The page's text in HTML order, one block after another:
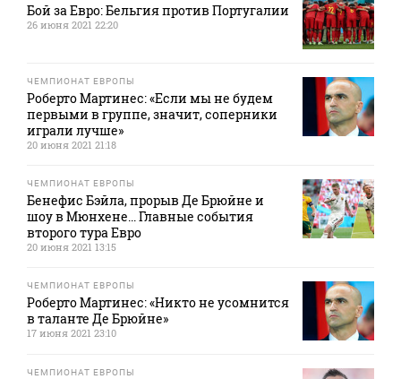
Бой за Евро: Бельгия против Португалии
26 июня 2021 22:20
ЧЕМПИОНАТ ЕВРОПЫ
Роберто Мартинес: «Если мы не будем
первыми в группе, значит, соперники
играли лучше»
20 июня 2021 21:18
ЧЕМПИОНАТ ЕВРОПЫ
Бенефис Бэйла, прорыв Де Брюйне и
шоу в Мюнхене... Главные события
второго тура Евро
20 июня 2021 13:15
ЧЕМПИОНАТ ЕВРОПЫ
Роберто Мартинес: «Никто не усомнится
в таланте Де Брюйне»
17 июня 2021 23:10
ЧЕМПИОНАТ ЕВРОПЫ